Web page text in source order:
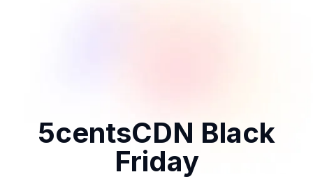
5centsCDN Black
Friday